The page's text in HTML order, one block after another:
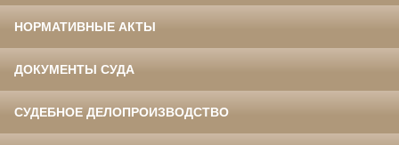
НОРМАТИВНЫЕ АКТЫ
ДОКУМЕНТЫ СУДА
СУДЕБНОЕ ДЕЛОПРОИЗВОДСТВО